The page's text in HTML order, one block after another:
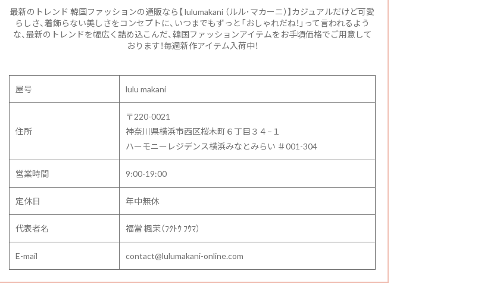
最新のトレンド 韓国ファッションの通販なら【 lulumakani （ルル･マカーニ）】カジュアルだけど可愛
らしさ、着飾らない美しさをコンセプトに、いつまでもずっと「おしゃれだね！」って言われるよう
な、最新のトレンドを幅広く詰め込こんだ、韓国ファッションアイテムをお手頃価格でご用意して
おります！毎週新作アイテム入荷中！
屋号 lulu makani
住所
〒220-0021
神奈川県横浜市西区桜木町６丁目３４−１
ハーモニーレジデンス横浜みなとみらい ＃001-304
営業時間 9:00-19:00
定休日 年中無休
代表者名 福當 楓茉（ﾌｸﾄｳ ﾌｳﾏ）
E-mail contact@lulumakani-online.com